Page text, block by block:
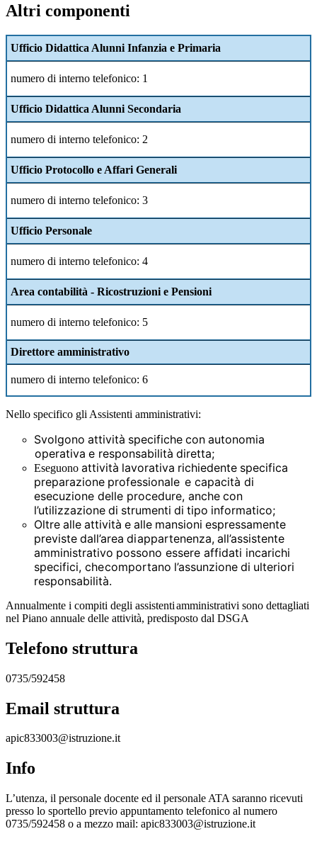
Altri componenti
Ufficio Didattica Alunni Infanzia e Primaria
numero di interno telefonico: 1
Ufficio Didattica Alunni Secondaria
numero di interno telefonico: 2
Ufficio Protocollo e Affari Generali
numero di interno telefonico: 3
Ufficio Personale
numero di interno telefonico: 4
Area contabilità - Ricostruzioni e Pensioni
numero di interno telefonico: 5
Direttore amministrativo
numero di interno telefonico: 6
Nello specifico gli Assistenti amministrativi:
Svolgono attività specifiche con autonomia
operativa e responsabilità diretta;
Eseguono attività lavorativa richiedente specifica
preparazione professionale e capacità di
esecuzione delle procedure, anche con
l’utilizzazione di strumenti di tipo informatico;
Oltre alle attività e alle mansioni espressamente
previste dall’area diappartenenza, all’assistente
amministrativo possono essere affidati incarichi
specifici, checomportano l’assunzione di ulteriori
responsabilità.
Annualmente i compiti degli assistentiamministrativi sono dettagliati
nel Piano annuale delle attività, predisposto dal DSGA
Telefono struttura
0735/592458
Email struttura
apic833003@istruzione.it
Info
L’utenza, il personale docente ed il personale ATA saranno ricevuti
presso lo sportello previo appuntamento telefonico al numero
0735/592458 o a mezzo mail: apic833003@istruzione.it